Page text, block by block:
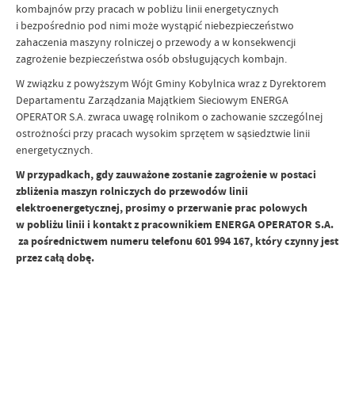
kombajnów przy pracach w pobliżu linii energetycznych
i bezpośrednio pod nimi może wystąpić niebezpieczeństwo
zahaczenia maszyny rolniczej o przewody a w konsekwencji
zagrożenie bezpieczeństwa osób obsługujących kombajn.
W związku z powyższym Wójt Gminy Kobylnica wraz z Dyrektorem
Departamentu Zarządzania Majątkiem Sieciowym ENERGA
OPERATOR S.A. zwraca uwagę rolnikom o zachowanie szczególnej
ostrożności przy pracach wysokim sprzętem w sąsiedztwie linii
energetycznych.
W przypadkach, gdy zauważone zostanie zagrożenie w postaci
zbliżenia maszyn rolniczych do przewodów linii
elektroenergetycznej, prosimy o przerwanie prac polowych
w pobliżu linii i kontakt z pracownikiem ENERGA OPERATOR S.A.
za pośrednictwem numeru telefonu 601 994 167, który czynny jest
przez całą dobę.